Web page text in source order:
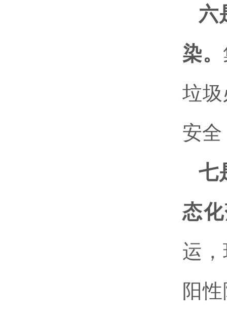
六
染。
垃
安
七
态
运
阳